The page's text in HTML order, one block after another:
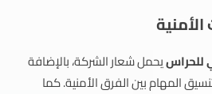
يحمل شعار الشركة، بالإضافة
المهام بين الفرق الأمنية. كما